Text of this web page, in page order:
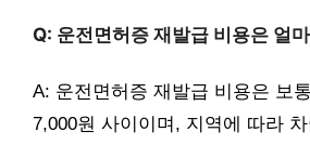
Q: 운전면허증 재발급 비용은 얼
A: 운전면허증 재발급 비용은 보
7,000원 사이이며, 지역에 따라